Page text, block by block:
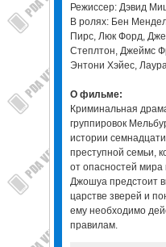
Режиссер: Дэвид
В ролях: Бен
Пирс, Люк Форд,
Степлтон, Джеймс
Энтони Хэйес,
О фильме:
Криминальная
группировок
истории
преступной семьи,
от опасностей мира
Джошуа предстоит
царстве зверей и
ему необходимо
правилам.